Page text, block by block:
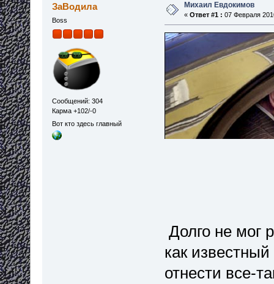
ЗаВодила
Boss
Сообщений: 304
Карма +102/-0
Вот кто здесь главный
Михаил Евдокимов
« Ответ #1 : 07 Февраля
Долго не мог
как
отнести все-